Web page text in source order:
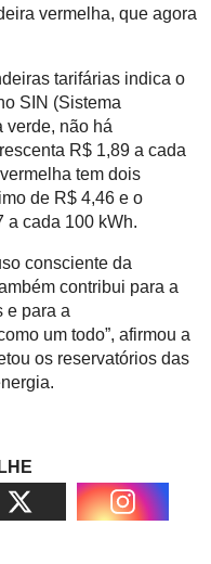
vermelha, que agora
tarifárias indica o
SIN (Sistema
verde, não há
R$ 1,89 a cada
tem dois
de R$ 4,46 e o
a cada 100 kWh.
consciente da
contribui para a
e para a
um todo”, afirmou a
os reservatórios das